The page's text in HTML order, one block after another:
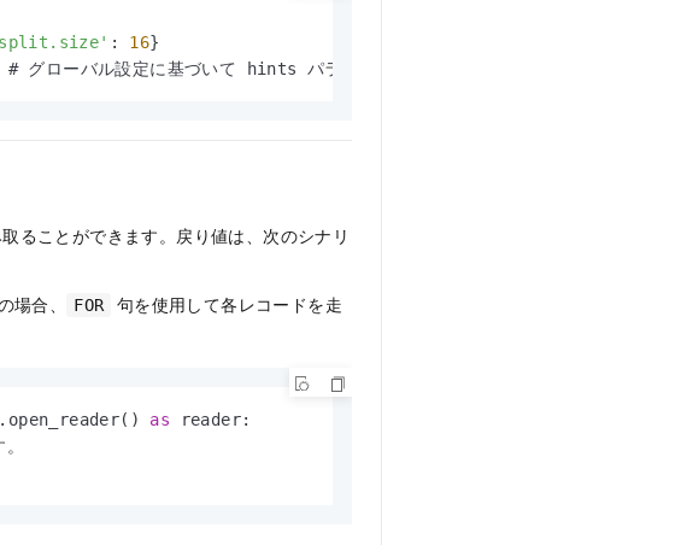
: 16}
グローバル設定に基づいて hints パラメーターが自動的に構成されます。
ることができます。戻り値は、次のシナリ
合、
FOR
句を使用して各レコードを走
as reader: